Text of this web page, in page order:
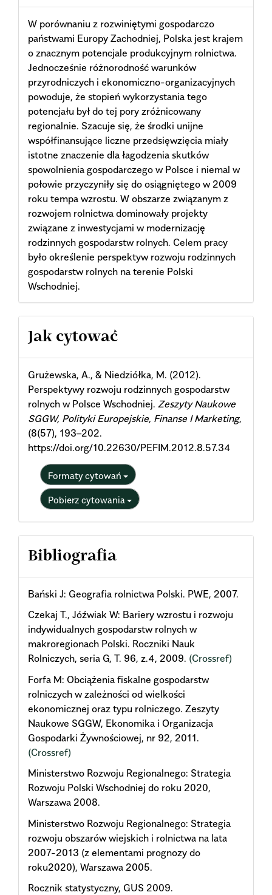
W porównaniu z rozwiniętymi gospodarczo
państwami Europy Zachodniej, Polska jest krajem
o znacznym potencjale produkcyjnym rolnictwa.
Jednocześnie różnorodność warunków
przyrodniczych i ekonomiczno-organizacyjnych
powoduje, że stopień wykorzystania tego
potencjału był do tej pory zróżnicowany
regionalnie. Szacuje się, że środki unijne
współfinansujące liczne przedsięwzięcia miały
istotne znaczenie dla łagodzenia skutków
spowolnienia gospodarczego w Polsce i niemal w
połowie przyczyniły się do osiągniętego w 2009
roku tempa wzrostu. W obszarze związanym z
rozwojem rolnictwa dominowały projekty
związane z inwestycjami w modernizację
rodzinnych gospodarstw rolnych. Celem pracy
było określenie perspektyw rozwoju rodzinnych
gospodarstw rolnych na terenie Polski
Wschodniej.
Article
Details
Jak cytować
Grużewska, A., & Niedziółka, M. (2012).
Perspektywy rozwoju rodzinnych gospodarstw
rolnych w Polsce Wschodniej. Zeszyty Naukowe
SGGW, Polityki Europejskie, Finanse I Marketing,
(8(57), 193–202.
https://doi.org/10.22630/PEFIM.2012.8.57.34
Formaty cytowań
Pobierz cytowania
Bibliografia
Bański J: Geografia rolnictwa Polski. PWE, 2007.
Czekaj T., Jóźwiak W: Bariery wzrostu i rozwoju
indywidualnych gospodarstw rolnych w
makroregionach Polski. Roczniki Nauk
Rolniczych, seria G, T. 96, z.4, 2009. (Crossref)
Forfa M: Obciążenia fiskalne gospodarstw
rolniczych w zależności od wielkości
ekonomicznej oraz typu rolniczego. Zeszyty
Naukowe SGGW, Ekonomika i Organizacja
Gospodarki Żywnościowej, nr 92, 2011.
(Crossref)
Ministerstwo Rozwoju Regionalnego: Strategia
Rozwoju Polski Wschodniej do roku 2020,
Warszawa 2008.
Ministerstwo Rozwoju Regionalnego: Strategia
rozwoju obszarów wiejskich i rolnictwa na lata
2007-2013 (z elementami prognozy do
roku2020), Warszawa 2005.
Rocznik statystyczny, GUS 2009.